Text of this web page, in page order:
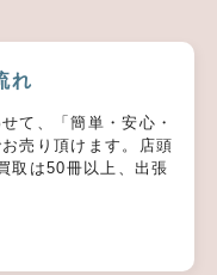
れ
て、「簡単・安心・
売り頂けます。店頭
取は50冊以上、出張